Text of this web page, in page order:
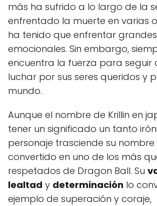
más ha sufrido a lo largo de la
enfrentado la muerte en varias
ha tenido que enfrentar
emocionales. Sin embargo,
encuentra la fuerza para seguir
luchar por sus seres queridos y
mundo.
Aunque el nombre de Krillin en
tener un significado un tanto
personaje trasciende su nombre
convertido en uno de los más
respetados de Dragon Ball. Su
lealtad y determinación lo
ejemplo de superación y coraje,